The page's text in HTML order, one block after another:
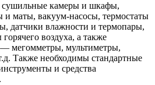
сушильные камеры и шкафы,
и маты, вакуум-насосы, термостаты
датчики влажности и термопары,
воздуха, а также
мегомметры, мультиметры,
Также необходимы стандартные
и средства